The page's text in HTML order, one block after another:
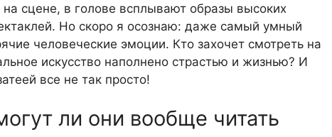
сцене, в голове всплывают образы высоких
Но скоро я осознаю: даже самый умный
человеческие эмоции. Кто захочет смотреть на
искусство наполнено страстью и жизнью? И
все не так просто!
ли они вообще читать